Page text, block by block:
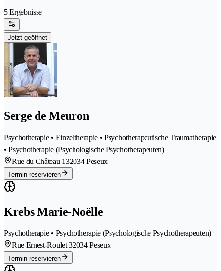
5 Ergebnisse
Jetzt geöffnet
Serge de Meuron
Psychotherapie • Einzeltherapie • Psychotherapeutische Traumatherapie
• Psychotherapie (Psychologische Psychotherapeuten)
Rue du Château 132034 Peseux
Termin reservieren
Krebs Marie-Noëlle
Psychotherapie • Psychotherapie (Psychologische Psychotherapeuten)
Rue Ernest-Roulet 32034 Peseux
Termin reservieren